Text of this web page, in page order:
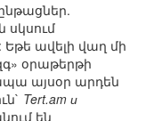
սկսում
Եթե ավելի վաղ մի
օրաթերթի
այսօր արդեն
Tert.am и
են